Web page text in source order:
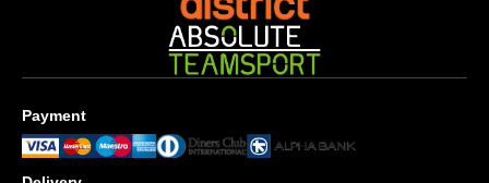
Payment